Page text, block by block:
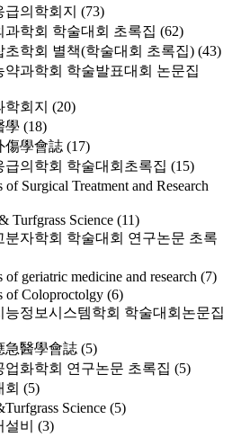
급의학회지 (73)
과학회 학술대회 초록집 (62)
초학회 별책(학술대회 초록집) (43)
약과학회 학술발표대회 논문집
회지 (20)
學 (18)
傷學會誌 (17)
급의학회 학술대회초록집 (15)
of Surgical Treatment and Research
Turfgrass Science (11)
분자학회 학술대회 연구논문 초록
of geriatric medicine and research (7)
of Coloproctolgy (6)
능정보시스템학회 학술대회논문집
急醫學會誌 (5)
업화학회 연구논문 초록집 (5)
회 (5)
Science (5)
비
(3)